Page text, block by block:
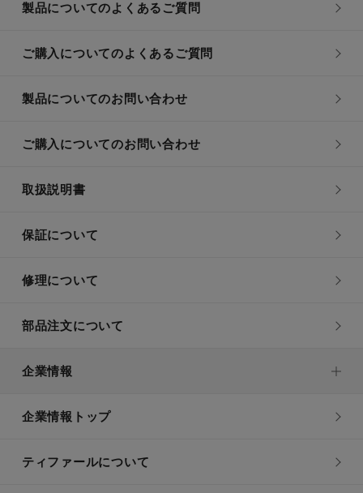
製品についてのよくあるご質問
ご購入についてのよくあるご質問
製品についてのお問い合わせ
ご購入についてのお問い合わせ
取扱説明書
保証について
修理について
部品注文について
企業情報
企業情報トップ
ティファールについて